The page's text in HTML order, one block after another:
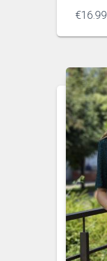
€16.99